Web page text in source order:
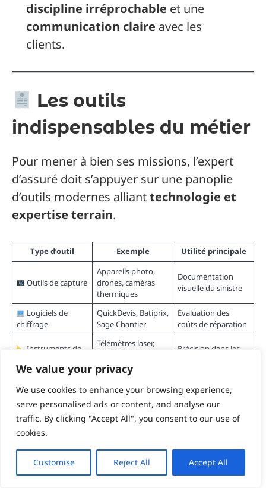
We value your privacy
We use cookies to enhance your browsing experience,
serve personalised ads or content, and analyse our
traffic. By clicking "Accept All", you consent to our use of
cookies.
Customise Reject All Accept All
discipline irréprochable et une
communication claire avec les
clients.
Les outils
indispensables du métier
Pour mener à bien ses missions, l’expert
d’assuré doit s’appuyer sur une panoplie
d’outils modernes allianttechnologie et
expertise terrain.
Type d’outil Exemple Utilité principale
Outils de capture
Appareils photo,
drones, caméras
thermiques
Documentation
visuelle du sinistre
Logiciels de
chiffrage
QuickDevis, Batiprix,
Sage Chantier
Évaluation des
coûts de réparation
Instruments de
Télémètres laser,
électroniques
Précision dans les
d’expertise
ClaimsExpert,
ExpertSystèmes
Gestion et suivi des
dossiers clients
Base
documentaire
Code des
assurances, normes
Références
Astuce pratique :un bon expert